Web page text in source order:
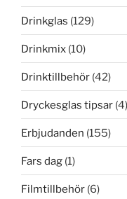
Drinkglas (129)
Drinkmix (10)
Drinktillbehör (42)
Dryckesglas tipsar (4)
Erbjudanden (155)
Fars dag (1)
Filmtillbehör (6)